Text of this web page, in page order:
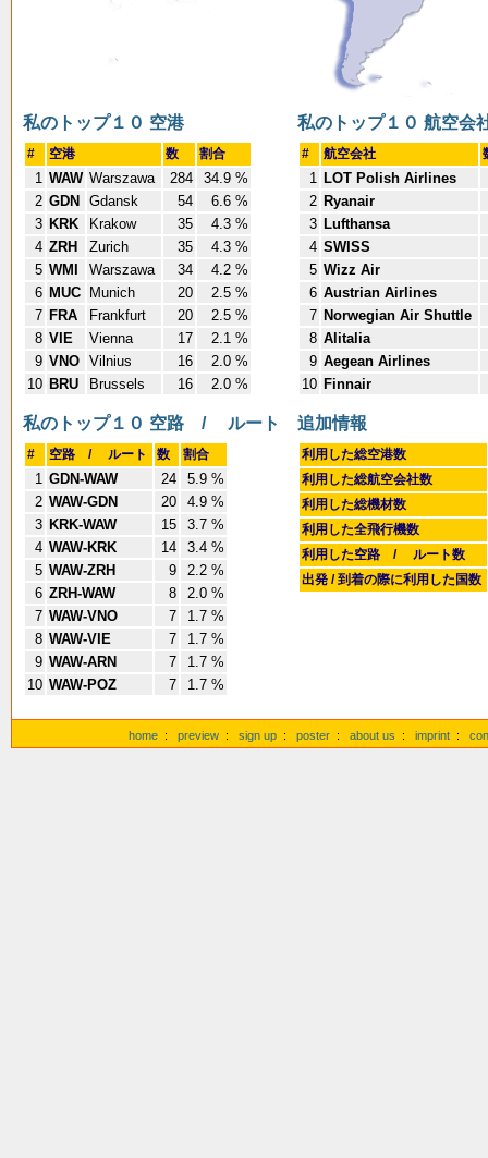
私のトップ１０ 空港
# 空港 数 割合
1 WAW Warszawa 284
34.9 %
2 GDN Gdansk 54
6.6 %
3 KRK Krakow 35
4.3 %
4 ZRH Zurich 35
4.3 %
5 WMI Warszawa 34
4.2 %
6 MUC Munich 20
2.5 %
7 FRA Frankfurt 20
2.5 %
8 VIE Vienna 17
2.1 %
9 VNO Vilnius 16
2.0 %
10 BRU Brussels 16 2.0 %
私のトップ１０ 航空会
# 航空会社
1 LOT Polish Airlines
2 Ryanair
3 Lufthansa
4 SWISS
5 Wizz Air
6 Austrian Airlines
7 Norwegian Air Shuttle
8 Alitalia
9 Aegean Airlines
10 Finnair
私のトップ１０ 空路 / ルート
# 空路 / ルート 数 割合
1 GDN-WAW 24
5.9 %
2 WAW-GDN 20
4.9 %
3 KRK-WAW 15
3.7 %
4 WAW-KRK 14
3.4 %
5 WAW-ZRH 9
2.2 %
6 ZRH-WAW 8
2.0 %
7 WAW-VNO 7
1.7 %
8 WAW-VIE 7
1.7 %
9 WAW-ARN 7
1.7 %
10 WAW-POZ 7 1.7 %
追加情報
利用した総空港数
利用した総航空会社数
利用した総機材数
利用した全飛行機数
利用した空路 / ルート数
出発 / 到着の際に利用した国数
home : preview : sign up : poster : about us : imprint :